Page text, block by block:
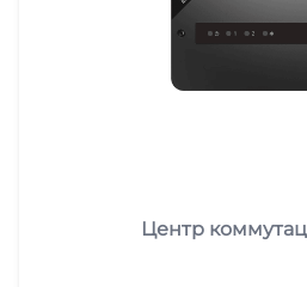
Центр